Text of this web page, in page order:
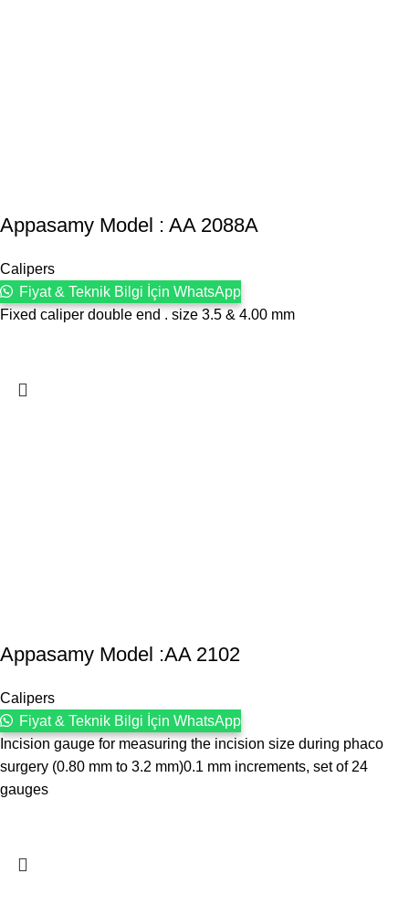
Appasamy Model : AA 2088A
Calipers
Fiyat & Teknik Bilgi İçin WhatsApp
Fixed caliper double end . size 3.5 & 4.00 mm
Appasamy Model :AA 2102
Calipers
Fiyat & Teknik Bilgi İçin WhatsApp
Incision gauge for measuring the incision size during phaco
surgery (0.80 mm to 3.2 mm)0.1 mm increments, set of 24
gauges